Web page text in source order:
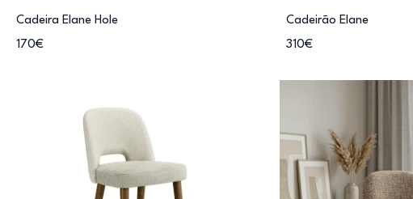
Cadeira Elane Hole
170€
Cadeirão Elane
310€